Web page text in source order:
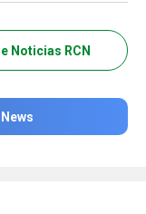
Noticias RCN